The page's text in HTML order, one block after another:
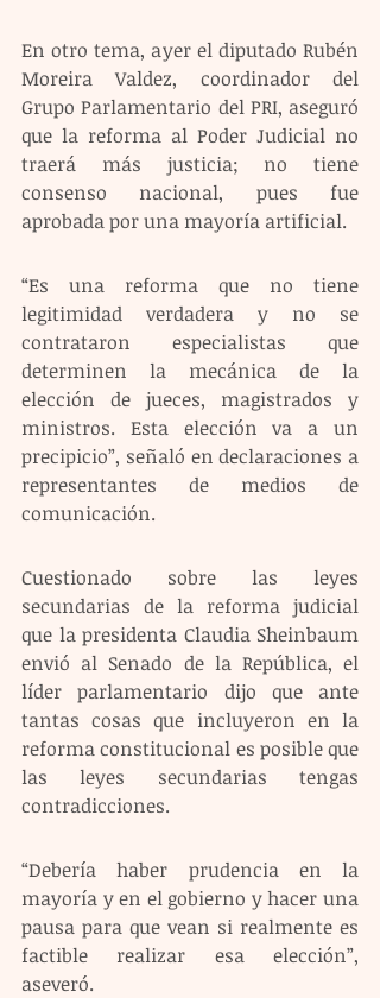
En otro tema, ayer el diputado Rubén
Moreira Valdez, coordinador del
Grupo Parlamentario del PRI, aseguró
que la reforma al Poder Judicial no
traerá más justicia; no tiene
consenso nacional, pues fue
aprobada por una mayoría artificial.
“Es una reforma que no tiene
legitimidad verdadera y no se
contrataron especialistas que
determinen la mecánica de la
elección de jueces, magistrados y
ministros. Esta elección va a un
precipicio”, señaló en declaraciones a
representantes de medios de
comunicación.
Cuestionado sobre las leyes
secundarias de la reforma judicial
que la presidenta Claudia Sheinbaum
envió al Senado de la República, el
líder parlamentario dijo que ante
tantas cosas que incluyeron en la
reforma constitucional es posible que
las leyes secundarias tengas
contradicciones.
“Debería haber prudencia en la
mayoría y en el gobierno y hacer una
pausa para que vean si realmente es
factible realizar esa elección”,
aseveró.